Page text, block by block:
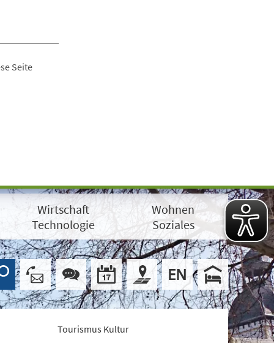
Seite
Wirtschaft
Technologie
Wohnen
Soziales
Tourismus Kultur